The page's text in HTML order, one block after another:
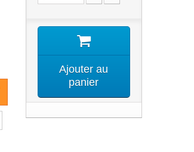
Ajouter au
panier